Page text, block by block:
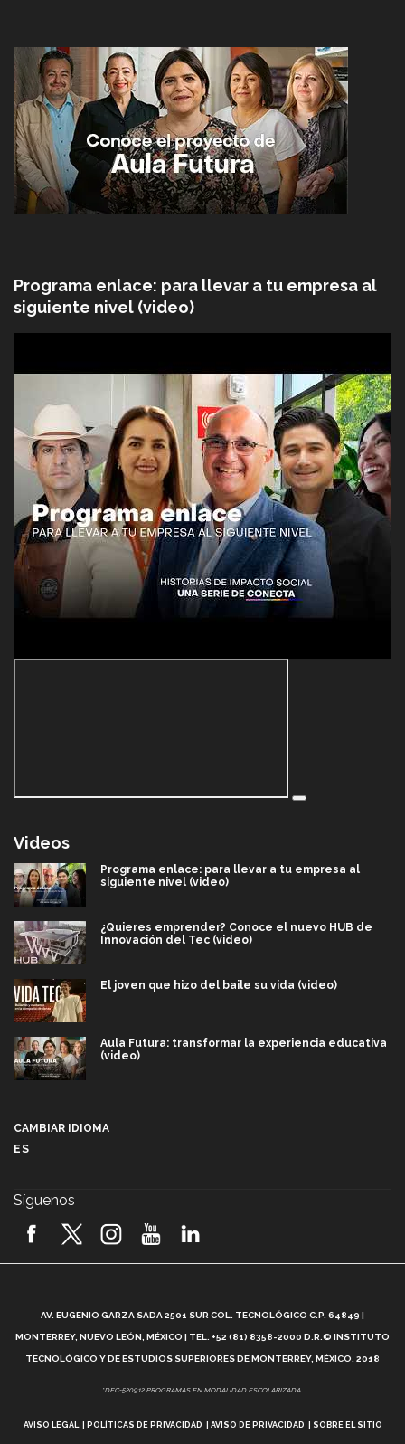
Programa enlace: para llevar a tu empresa al
siguiente nivel (video)
Videos
Programa enlace: para llevar a tu empresa al
siguiente nivel (video)
¿Quieres emprender? Conoce el nuevo HUB de
Innovación del Tec (video)
El joven que hizo del baile su vida (video)
Aula Futura: transformar la experiencia educativa
(video)
2026! (video)
¿Cómo es el Modelo Educativo Tec? (video)
Vida Tec: Feminismo e Inteligencia Artificial, Paola
CAMBIAR IDIOMA
ES
Síguenos
AV. EUGENIO GARZA SADA 2501 SUR COL. TECNOLÓGICO C.P. 64849 |
MONTERREY, NUEVO LEÓN, MÉXICO | TEL. +52 (81) 8358-2000 D.R.© INSTITUTO
TECNOLÓGICO Y DE ESTUDIOS SUPERIORES DE MONTERREY, MÉXICO. 2018
*DEC-520912 PROGRAMAS EN MODALIDAD ESCOLARIZADA.
AVISO LEGAL POLÍTICAS DE PRIVACIDAD AVISO DE PRIVACIDAD SOBRE EL SITIO